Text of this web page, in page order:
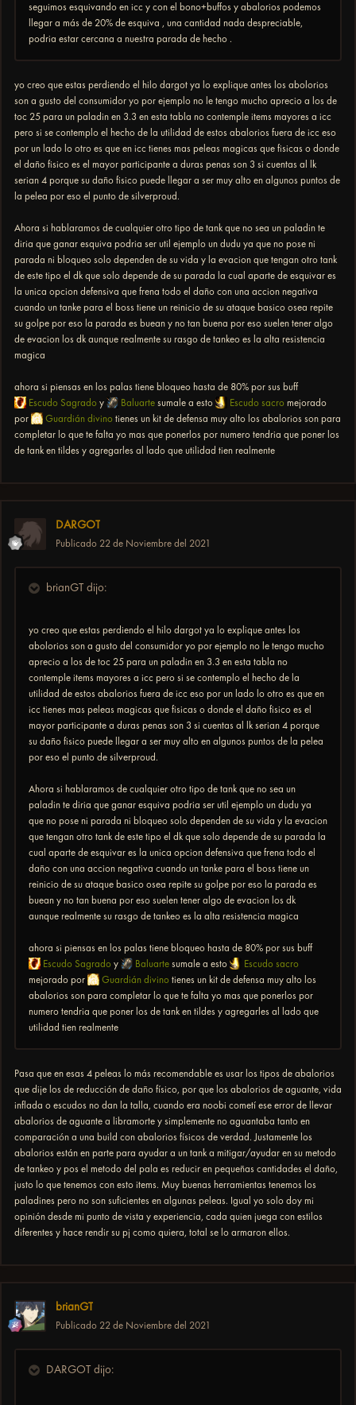
seguimos esquivando en icc y con el bono+buffos y abalorios podemos
llegar a más de 20% de esquiva , una cantidad nada despreciable,
podria estar cercana a nuestra parada de hecho .
yo creo que estas perdiendo el hilo dargot ya lo explique antes los abolorios
son a gusto del consumidor yo por ejemplo no le tengo mucho aprecio a los de
toc 25 para un paladin en 3.3 en esta tabla no contemple items mayores a icc
pero si se contemplo el hecho de la utilidad de estos abalorios fuera de icc eso
por un lado lo otro es que en icc tienes mas peleas magicas que fisicas o donde
el daño fisico es el mayor participante a duras penas son 3 si cuentas al lk
serian 4 porque su daño fisico puede llegar a ser muy alto en algunos puntos de
la pelea por eso el punto de silverproud.
Ahora si hablaramos de cualquier otro tipo de tank que no sea un paladin te
diria que ganar esquiva podria ser util ejemplo un dudu ya que no pose ni
parada ni bloqueo solo dependen de su vida y la evacion que tengan otro tank
de este tipo el dk que solo depende de su parada la cual aparte de esquivar es
la unica opcion defensiva que frena todo el daño con una accion negativa
cuando un tanke para el boss tiene un reinicio de su ataque basico osea repite
su golpe por eso la parada es buean y no tan buena por eso suelen tener algo
de evacion los dk aunque realmente su rasgo de tankeo es la alta resistencia
magica
ahora si piensas en los palas tiene bloqueo hasta de 80% por sus buff
Escudo Sagrado y Baluarte sumale a esto Escudo sacro mejorado
por
Guardián divino tienes un kit de defensa muy alto los abalorios son para
completar lo que te falta yo mas que ponerlos por numero tendria que poner los
de tank en tildes y agregarles al lado que utilidad tien realmente
DARGOT
Publicado 22 de Noviembre del 2021
brianGT dijo:
yo creo que estas perdiendo el hilo dargot ya lo explique antes los
abolorios son a gusto del consumidor yo por ejemplo no le tengo mucho
aprecio a los de toc 25 para un paladin en 3.3 en esta tabla no
contemple items mayores a icc pero si se contemplo el hecho de la
utilidad de estos abalorios fuera de icc eso por un lado lo otro es que en
icc tienes mas peleas magicas que fisicas o donde el daño fisico es el
mayor participante a duras penas son 3 si cuentas al lk serian 4 porque
su daño fisico puede llegar a ser muy alto en algunos puntos de la pelea
por eso el punto de silverproud.
Ahora si hablaramos de cualquier otro tipo de tank que no sea un
paladin te diria que ganar esquiva podria ser util ejemplo un dudu ya
que no pose ni parada ni bloqueo solo dependen de su vida y la evacion
que tengan otro tank de este tipo el dk que solo depende de su parada la
cual aparte de esquivar es la unica opcion defensiva que frena todo el
daño con una accion negativa cuando un tanke para el boss tiene un
reinicio de su ataque basico osea repite su golpe por eso la parada es
buean y no tan buena por eso suelen tener algo de evacion los dk
aunque realmente su rasgo de tankeo es la alta resistencia magica
ahora si piensas en los palas tiene bloqueo hasta de 80% por sus buff
Escudo Sagrado y Baluarte sumale a esto
Escudo sacro
mejorado por
Guardián divino tienes un kit de defensa muy alto los
abalorios son para completar lo que te falta yo mas que ponerlos por
numero tendria que poner los de tank en tildes y agregarles al lado que
utilidad tien realmente
Pasa que en esas 4 peleas lo más recomendable es usar los tipos de abalorios
que dije los de reducción de daño físico, por que los abalorios de aguante, vida
inflada o escudos no dan la talla, cuando era noobi cometí ese error de llevar
abalorios de aguante a libramorte y simplemente no aguantaba tanto en
comparación a una build con abalorios físicos de verdad. Justamente los
abalorios están en parte para ayudar a un tank a mitigar/ayudar en su metodo
de tankeo y pos el metodo del pala es reducir en pequeñas cantidades el daño,
justo lo que tenemos con esto items. Muy buenas herramientas tenemos los
paladines pero no son suficientes en algunas peleas. Igual yo solo doy mi
opinión desde mi punto de vista y experiencia, cada quien juega con estilos
diferentes y hace rendir su pj como quiera, total se lo armaron ellos.
brianGT
Publicado 22 de Noviembre del 2021
DARGOT dijo: